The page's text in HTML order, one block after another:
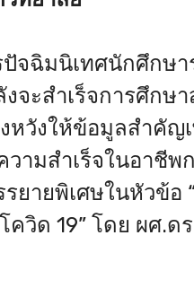
ปัจฉิมนิเทศนักศึก
ะสำเร็จการศึกษ
หวังให้ข้อมูลสำคัญ
มสำเร็จในอาชีพ
ยายพิเศษในหัวข้
วิด 19” โดย ผศ.ด